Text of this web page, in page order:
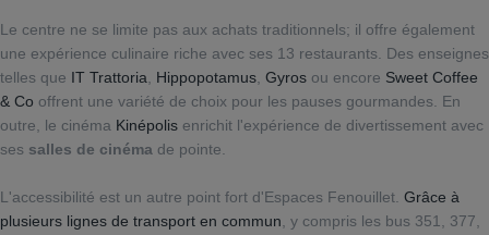
Le centre ne se limite pas aux achats traditionnels; il offre également
une expérience culinaire riche avec ses 13 restaurants. Des enseignes
telles que IT Trattoria Hippopotamus Gyros ou encore Sweet Coffee
& Co offrent une variété de choix pour les pauses gourmandes. En
outre, le cinéma Kinépolis enrichit l'expérience de divertissement avec
ses salles de cinéma de pointe.
L'accessibilité est un autre point fort d'Espaces Fenouillet. Grâce à
plusieurs lignes de transport en commun , y compris les bus 351, 377,